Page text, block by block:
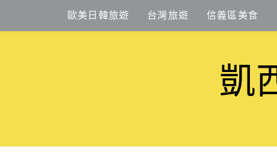
content
歐美日韓旅遊 台灣旅遊 信義區美食
凱